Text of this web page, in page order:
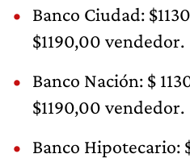
Banco Ciudad:
$1190,00 vendedor.
Banco Nación: $
$1190,00 vendedor.
Banco Hipotecario: